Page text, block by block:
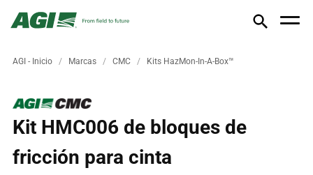
AGI - Inicio Marcas CMC Kits HazMon-In-A-Box™
Kit HMC006 de bloques de
fricción para cinta